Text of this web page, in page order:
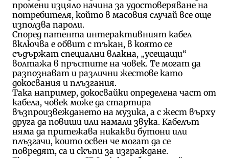
промени изцяло начина за удостоверяване на
потребителя, който в масовия случай все още
използва пароли.
Според патента интерактивният кабел
включва е обвит с тъкан, в която се
съдържат специални влакна, „усещащи“
волтажа в пръстите на човек. Те могат да
разпознават и различни жестове като
докосвания и плъзгания.
Така например, докосвайки определена част от
кабела, човек може да стартира
възпроизвеждането на музика, а с жест върху
друга да повиши или намали звука. Кабелът
няма да притежава никакви бутони или
плъзгачи, които освен че могат да се
повредят, са и скъпи за изграждане.